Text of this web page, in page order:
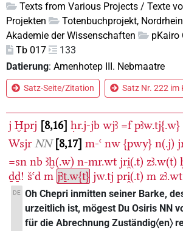
Texts from Various Projects / Texte
Projekten
Totenbuchprojekt,
Akademie der Wissenschaften
pKairo
Tb 017
133
Datierung: Amenhotep III. Nebmaatre
Satz-Seite/Zitation Satz Nr.
j Ḫprj 8,16 ḥr.j-jb wjꜣ =f pꜣw.tj{.w}
Wsjr NN 8,17 m-ꜥ nw {pwy} n(.j)
=sn nb ꜣḫ(.w) n-mr.wt jri̯(.t) zꜣ.w(t)
ḏḏ! šꜥd m jꜣṯ.w{t} jw.tj pri̯(.t) m zꜣ.wt
DE Oh Chepri inmitten seiner Barke,
urzeitlich ist, mögest Du Osiris NN
für die Abrechnung Zuständig〈en〉